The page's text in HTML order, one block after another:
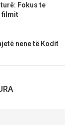
Fokus te
filmit
nene të Kodit